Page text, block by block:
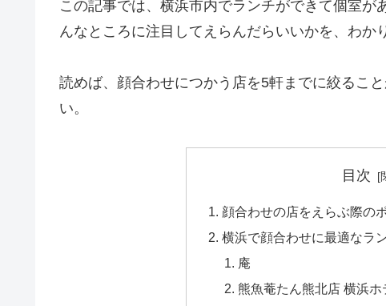
この記事では、横浜市内でランチができて個室
んなところに注目してえらんだらいいかを、わか
読めば、顔合わせにつかう店を5軒までに絞るこ
い。
目次
顔合わせの店をえらぶ際の
横浜で顔合わせに最適なラ
庵
熊魚菴たん熊北店 横浜